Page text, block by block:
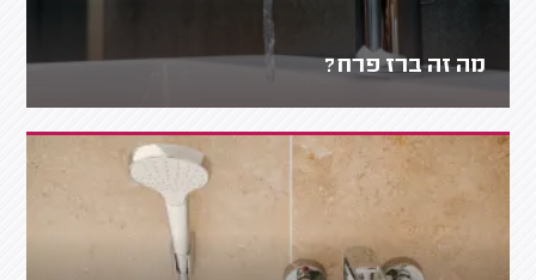
מה זה ברז פרח?